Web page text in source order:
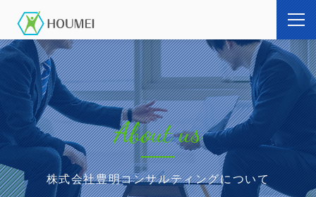
About us
株式会社豊明コンサルティングについて